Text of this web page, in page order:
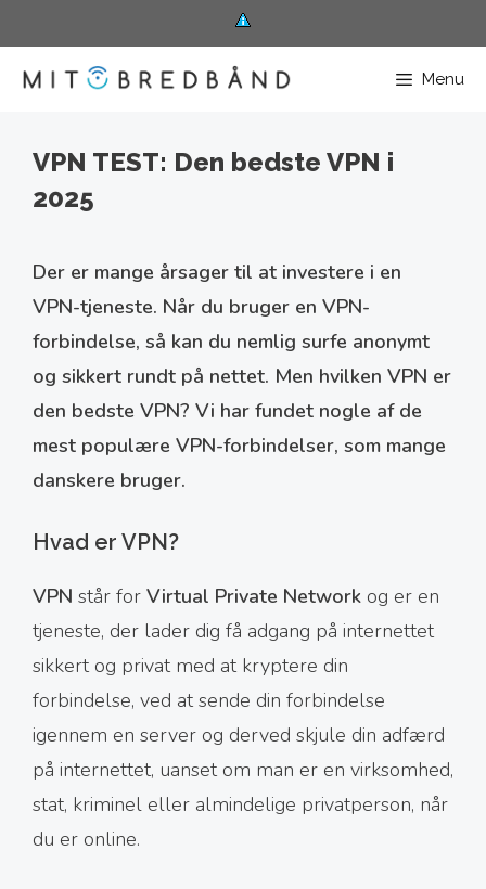
til
indhold
Menu
VPN TEST: Den bedste VPN i
2025
Der er mange årsager til at investere i en
VPN-tjeneste. Når du bruger en VPN-
forbindelse, så kan du nemlig surfe anonymt
og sikkert rundt på nettet. Men hvilken VPN er
den bedste VPN? Vi har fundet nogle af de
mest populære VPN-forbindelser, som mange
danskere bruger.
Hvad er VPN?
VPN står for Virtual Private Network og er en
tjeneste, der lader dig få adgang på internettet
sikkert og privat med at kryptere din
forbindelse, ved at sende din forbindelse
igennem en server og derved skjule din adfærd
på internettet, uanset om man er en virksomhed,
stat, kriminel eller almindelige privatperson, når
du er online.